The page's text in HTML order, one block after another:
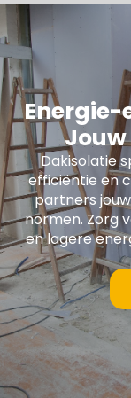
Dakisolatie
efficiëntie en
partners
normen. Zorg
en lagere